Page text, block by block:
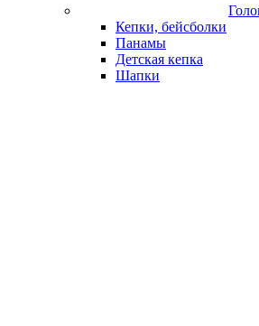
Кепки, бейсболки
Панамы
Детская кепка
Шапки